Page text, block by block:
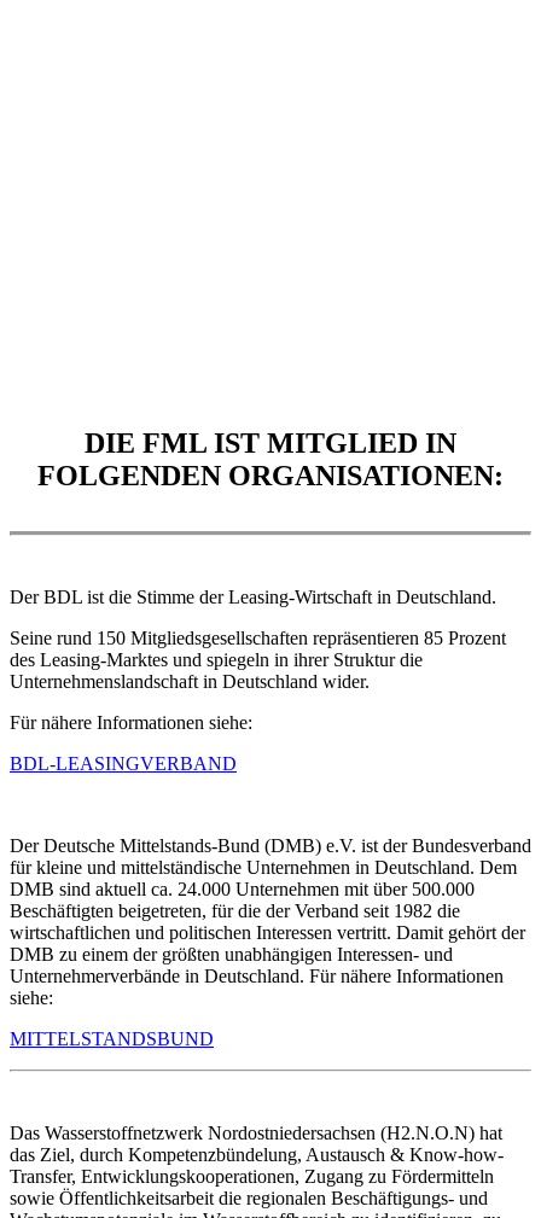
DIE FML IST MITGLIED IN
FOLGENDEN ORGANISATIONEN:
Der BDL ist die Stimme der Leasing-Wirtschaft in Deutschland.
Seine rund 150 Mitgliedsgesellschaften repräsentieren 85 Prozent
des Leasing-Marktes und spiegeln in ihrer Struktur die
Unternehmenslandschaft in Deutschland wider.
Für nähere Informationen siehe:
BDL-LEASINGVERBAND
Der Deutsche Mittelstands-Bund (DMB) e.V. ist der Bundesverband
für kleine und mittelständische Unternehmen in Deutschland. Dem
DMB sind aktuell ca. 24.000 Unternehmen mit über 500.000
Beschäftigten beigetreten, für die der Verband seit 1982 die
wirtschaftlichen und politischen Interessen vertritt. Damit gehört der
DMB zu einem der größten unabhängigen Interessen- und
Unternehmerverbände in Deutschland. Für nähere Informationen
siehe:
MITTELSTANDSBUND
Das Wasserstoffnetzwerk Nordostniedersachsen (H2.N.O.N) hat
das Ziel, durch Kompetenzbündelung, Austausch & Know-how-
Transfer, Entwicklungskooperationen, Zugang zu Fördermitteln
sowie Öffentlichkeitsarbeit die regionalen Beschäftigungs- und